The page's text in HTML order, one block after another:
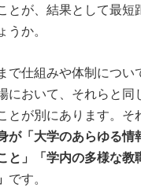
とが、結果として最短
うか。
で仕組みや体制につい
において、それらと同
とが別にあります。そ
が「大学のあらゆる情
と」「学内の多様な教
です。